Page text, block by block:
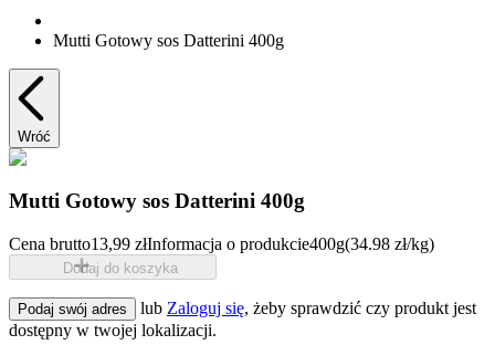
Mutti Gotowy sos Datterini 400g
Wróć
Mutti Gotowy sos Datterini 400g
Cena brutto13,99 złInformacja o produkcie400g(34.98 zł/kg)
Dodaj do koszyka
Podaj swój adres lub Zaloguj się, żeby sprawdzić czy produkt jest
dostępny w twojej lokalizacji.